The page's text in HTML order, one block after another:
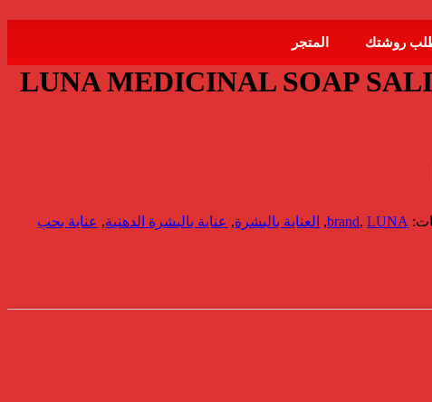
روشتك المتجر
LUNA MEDICINAL SOAP
brand,LUNA
, العناية بالبشرة, عناية بالبشرة الدهنية, عناية بحب